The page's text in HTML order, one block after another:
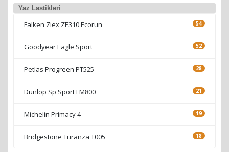
Yaz Lastikleri
Falken Ziex ZE310 Ecorun 54
Goodyear Eagle Sport 52
Petlas Progreen PT525 28
Dunlop Sp Sport FM800 21
Michelin Primacy 4 19
Bridgestone Turanza T005 18